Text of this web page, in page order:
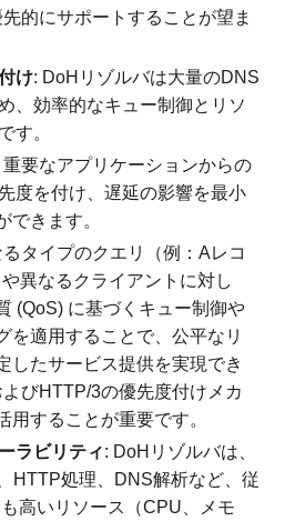
的にサポートすることが望ま
け: DoHリゾルバは大量のDNS
、効率的なキュー制御とリソ
す。
重要なアプリケーションからの
度を付け、遅延の影響を最小
できます。
るタイプのクエリ（例：Aレコ
異なるクライアントに対し
(QoS) に基づくキュー制御や
を適用することで、公平なリ
したサービス提供を実現でき
びHTTP/3の優先度付けメカ
用することが重要です。
ラビリティ: DoHリゾルバは、
HTTP処理、DNS解析など、従
高いリソース（CPU、メモ